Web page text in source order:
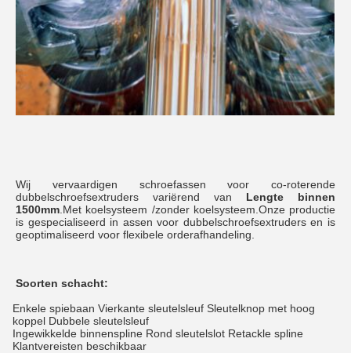
Wij vervaardigen schroefassen voor co-roterende
dubbelschroefsextruders variërend van
Lengte binnen
1500mm .Met koelsysteem /zonder koelsysteem.Onze productie
is gespecialiseerd in assen voor dubbelschroefsextruders en is
geoptimaliseerd voor flexibele orderafhandeling.
Soorten schacht:
Enkele spiebaan Vierkante sleutelsleuf Sleutelknop met hoog
koppel Dubbele sleutelsleuf
Ingewikkelde binnenspline Rond sleutelslot Retackle spline
Klantvereisten beschikbaar